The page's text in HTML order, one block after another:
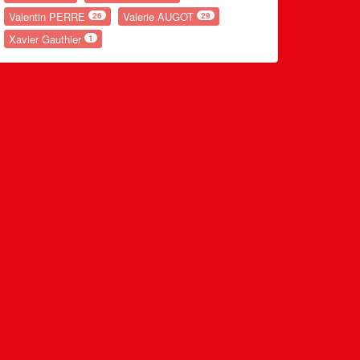
Valentin PERRE 26 Valerie AUGOT 29
Xavier Gauthier 1